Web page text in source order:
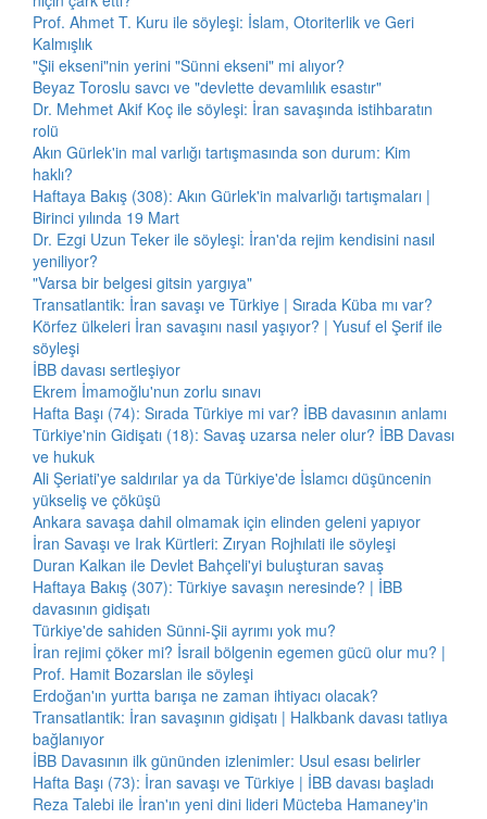
Prof. Ahmet T. Kuru ile söyleşi: İslam, Otoriterlik ve Geri
Kalmışlık
"Şii ekseni"nin yerini "Sünni ekseni" mi alıyor?
Beyaz Toroslu savcı ve "devlette devamlılık esastır"
Dr. Mehmet Akif Koç ile söyleşi: İran savaşında istihbaratın
rolü
Akın Gürlek'in mal varlığı tartışmasında son durum: Kim
haklı?
Haftaya Bakış (308): Akın Gürlek'in malvarlığı tartışmaları |
Birinci yılında 19 Mart
Dr. Ezgi Uzun Teker ile söyleşi: İran'da rejim kendisini nasıl
yeniliyor?
"Varsa bir belgesi gitsin yargıya"
Transatlantik: İran savaşı ve Türkiye | Sırada Küba mı var?
Körfez ülkeleri İran savaşını nasıl yaşıyor? | Yusuf el Şerif ile
söyleşi
İBB davası sertleşiyor
Ekrem İmamoğlu'nun zorlu sınavı
Hafta Başı (74): Sırada Türkiye mi var? İBB davasının anlamı
Türkiye'nin Gidişatı (18): Savaş uzarsa neler olur? İBB Davası
ve hukuk
Ali Şeriati'ye saldırılar ya da Türkiye'de İslamcı düşüncenin
yükseliş ve çöküşü
Ankara savaşa dahil olmamak için elinden geleni yapıyor
İran Savaşı ve Irak Kürtleri: Zıryan Rojhılati ile söyleşi
Duran Kalkan ile Devlet Bahçeli'yi buluşturan savaş
Haftaya Bakış (307): Türkiye savaşın neresinde? | İBB
davasının gidişatı
Türkiye'de sahiden Sünni-Şii ayrımı yok mu?
İran rejimi çöker mi? İsrail bölgenin egemen gücü olur mu? |
Prof. Hamit Bozarslan ile söyleşi
Erdoğan'ın yurtta barışa ne zaman ihtiyacı olacak?
Transatlantik: İran savaşının gidişatı | Halkbank davası tatlıya
bağlanıyor
İBB Davasının ilk gününden izlenimler: Usul esası belirler
Hafta Başı (73): İran savaşı ve Türkiye | İBB davası başladı
Reza Talebi ile İran'ın yeni dini lideri Mücteba Hamaney'in